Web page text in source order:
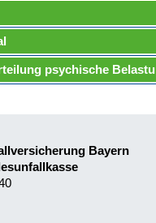
psychische
Bayern